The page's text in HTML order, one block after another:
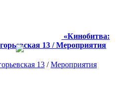
«Кинобитва:
13 / Мероприятия
13 /Мероприятия